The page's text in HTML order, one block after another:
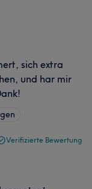
sich extra
und har mir
Verifizierte Bewertung